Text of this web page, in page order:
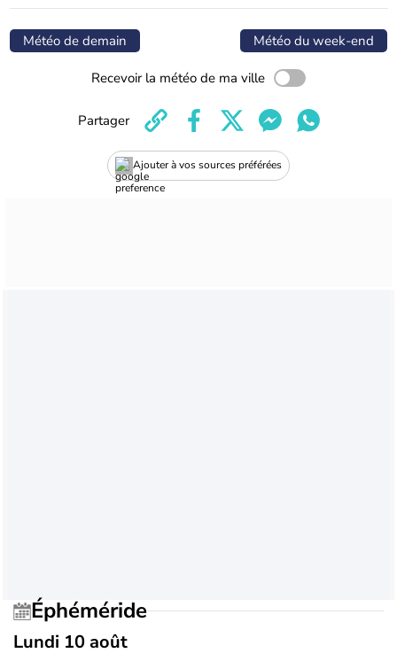
Météo de demain Météo du week-end
Recevoir la météo de ma ville
Ajouter à vos sources préférées
Partager
Éphéméride
Lundi 10 août